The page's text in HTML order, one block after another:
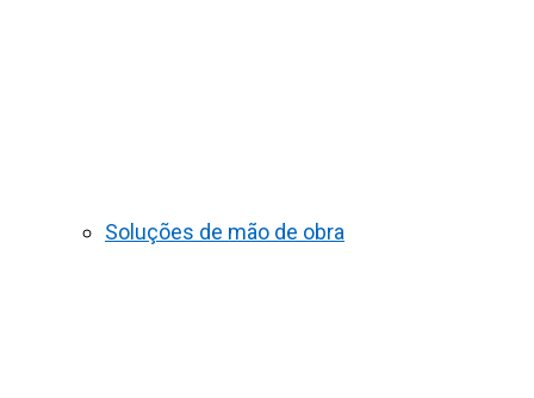
Soluções de mão de obra